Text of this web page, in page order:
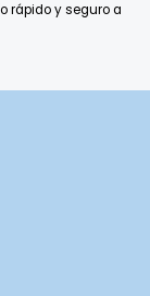
rápido y seguro a